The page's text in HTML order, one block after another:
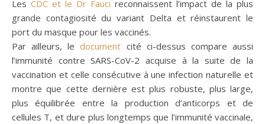
Les CDC et le Dr Fauci reconnaissent l’impact de la plus
grande contagiosité du variant Delta et réinstaurent le
port du masque pour les vaccinés.
Par ailleurs, ledocument cité ci-dessus compare aussi
l’immunité contre SARS-CoV-2 acquise à la suite de la
vaccination et celle consécutive à une infection naturelle et
montre que cette dernière est plus robuste, plus large,
plus équilibrée entre la production d’anticorps et de
cellules T, et dure plus longtemps que l’immunité vaccinale,